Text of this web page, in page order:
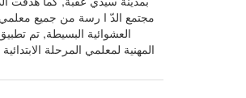
العشوائية البسيطة, تم
المهنية لمعلمي المرحلة